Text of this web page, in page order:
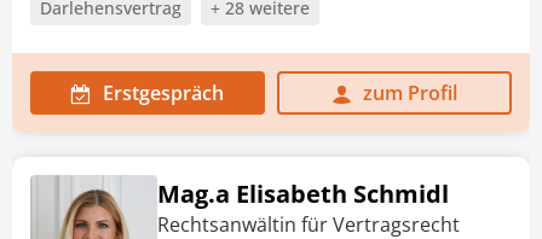
Darlehensvertrag
+ 28 weitere
Erstgespräch zum Profil
Mag.a Elisabeth Schmidl
Rechtsanwältin für Vertragsrecht